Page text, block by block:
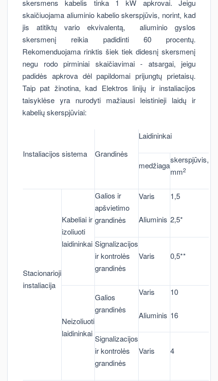
skersmens kabelis tinka 1 kW apkrovai. Jeigu
skaičiuojama aliuminio kabelio skerspjūvis, norint, kad
jis atitiktų vario ekvivalentą, aliuminio gyslos
skersmenį reikia padidinti 60 procentų.
Rekomenduojama rinktis šiek tiek didesnį skersmenį
negu rodo pirminiai skaičiavimai - atsargai, jeigu
padidės apkrova dėl papildomai prijungtų prietaisų.
Taip pat žinotina, kad Elektros linijų ir instaliacijos
taisyklėse yra nurodyti mažiausi leistinieji laidų ir
kabelių skerspjūviai:
Instaliacijos sistema Grandinės
Laidininkai
medžiaga
skerspjūvis,
mm2
Stacionarioji
instaliacija
Kabeliai ir
izoliuoti
laidininkai
Galios ir
apšvietimo
grandinės
Varis
Aliuminis
1,5
2,5*
Signalizacijos
ir kontrolės
grandinės
Varis 0,5**
Neizoliuoti
laidininkai
Galios
grandinės
Varis
Aliuminis
10
16
Signalizacijos
ir kontrolės
grandinės
Varis 4